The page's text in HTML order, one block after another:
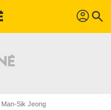
profil search
Man-Sik Jeong